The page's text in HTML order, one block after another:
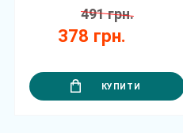
378 грн.
491 грн.
КУПИТИ